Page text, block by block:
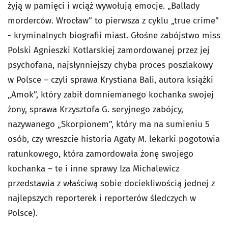
żyją w pamięci i wciąż wywołują emocje. „Ballady
morderców. Wrocław” to pierwsza z cyklu „true crime”
- kryminalnych biografii miast. Głośne zabójstwo miss
Polski Agnieszki Kotlarskiej zamordowanej przez jej
psychofana, najsłynniejszy chyba proces poszlakowy
w Polsce – czyli sprawa Krystiana Bali, autora książki
„Amok”, który zabił domniemanego kochanka swojej
żony, sprawa Krzysztofa G. seryjnego zabójcy,
nazywanego „Skorpionem”, który ma na sumieniu 5
osób, czy wreszcie historia Agaty M. lekarki pogotowia
ratunkowego, która zamordowała żonę swojego
kochanka – te i inne sprawy Iza Michalewicz
przedstawia z właściwą sobie dociekliwością jednej z
najlepszych reporterek i reporterów śledczych w
Polsce).